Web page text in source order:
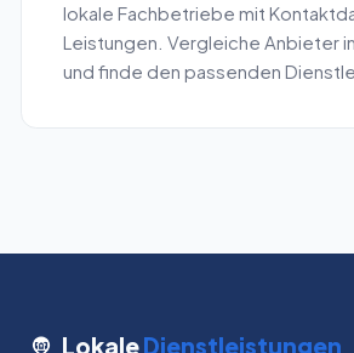
lokale Fachbetriebe mit
Leistungen. Vergleiche Anbieter
und finde den passenden
LokaleDienstleistungen